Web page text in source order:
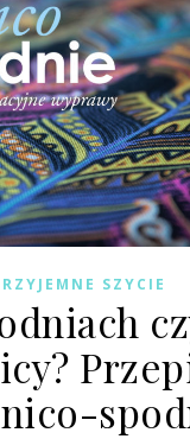
SZYCIE